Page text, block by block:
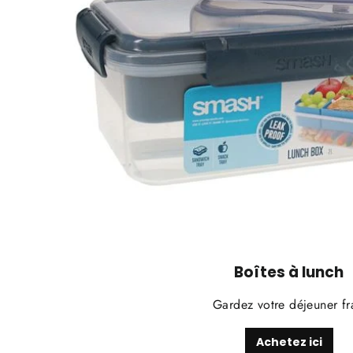
Boîtes à lunch
Gardez votre déjeuner
Achetez ici